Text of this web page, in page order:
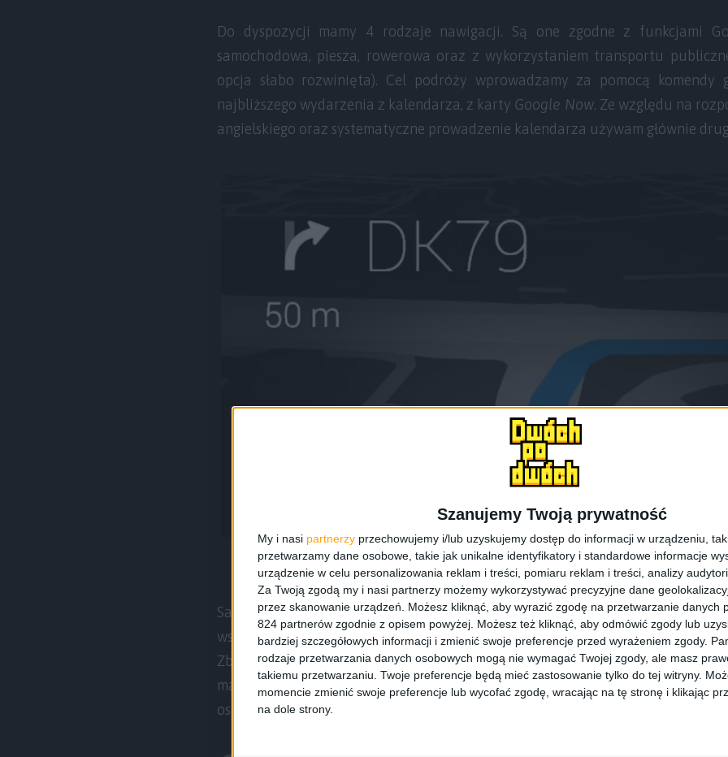
Szanujemy Twoją prywatność
My i nasi partnerzy przechowujemy i/lub uzyskujemy dostęp do informacji w urządzeniu,
przetwarzamy dane osobowe, takie jak unikalne identyfikatory i standardowe informacje
urządzenie w celu personalizowania reklam i treści, pomiaru reklam i treści, analizy
Za Twoją zgodą my i nasi partnerzy możemy wykorzystywać precyzyjne dane
przez skanowanie urządzeń. Możesz kliknąć, aby wyrazić zgodę na przetwarzanie danych
824 partnerów zgodnie z opisem powyżej. Możesz też kliknąć, aby odmówić zgody lub
bardziej szczegółowych informacji i zmienić swoje preferencje przed wyrażeniem zgody.
rodzaje przetwarzania danych osobowych mogą nie wymagać Twojej zgody, ale masz
takiemu przetwarzaniu. Twoje preferencje będą mieć zastosowanie tylko do tej witryny.
momencie zmienić swoje preferencje lub wycofać zgodę, wracając na tę stronę i klikając
na dole strony.
Do dyspozycji mamy 4 rodzaje nawigacji. Są one zgodne z funkcjami
samochodowa, piesza, rowerowa oraz z wykorzystaniem transportu
opcja słabo rozwinięta). Cel podróży wprowadzamy za pomocą komendy
najbliższego wydarzenia z kalendarza, z karty Google Now. Ze względu na
angielskiego oraz systematyczne prowadzenie kalendarza używam głównie
Nawigacja w Google Glass / fot. galaktyczny
Sama nawigacja działa świetnie. Dokładność map i wskazówek zgodna jest
współrzędnych również bardzo dokładna – odbiornik GPS znajduje się
Zbliżając się do zakrętu informowani jesteśmy za pomocą komendy głosowej
mapie – w tym momencie wyświetlacz automatycznie aktywuje się na czas
oszczędzenie skromnej baterii.